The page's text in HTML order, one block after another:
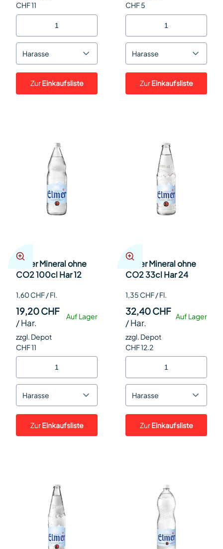
CHF 11
Harasse
ZurEinkaufsliste
CHF 5
Harasse
ZurEinkaufsliste
Elmer Mineral ohne
CO2 100cl Har 12
1,60 CHF / Fl.
Auf Lager
19,20 CHF
/Har.
zzgl. Depot
CHF 11
Harasse
ZurEinkaufsliste
Elmer Mineral ohne
CO2 33cl Har 24
1,35 CHF / Fl.
Auf Lager
32,40 CHF
/Har.
zzgl. Depot
CHF 12.2
Harasse
ZurEinkaufsliste